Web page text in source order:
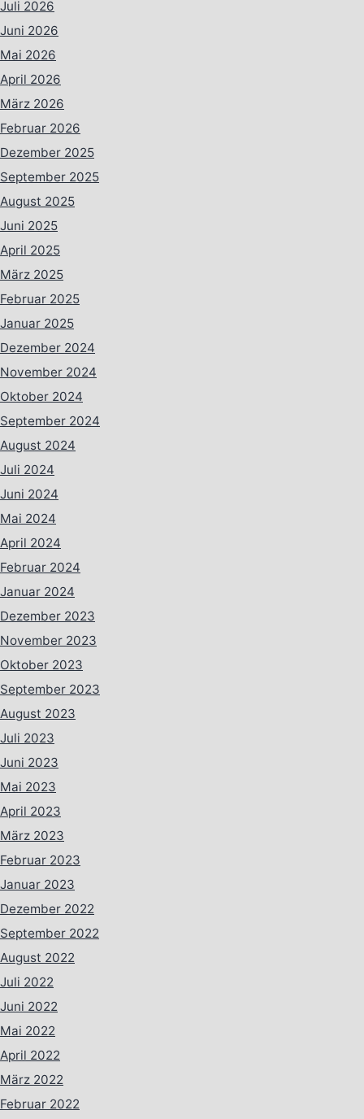
Juli 2026
Juni 2026
Mai 2026
April 2026
März 2026
Februar 2026
Dezember 2025
September 2025
August 2025
Juni 2025
April 2025
März 2025
Februar 2025
Januar 2025
Dezember 2024
November 2024
Oktober 2024
September 2024
August 2024
Juli 2024
Juni 2024
Mai 2024
April 2024
Februar 2024
Januar 2024
Dezember 2023
November 2023
Oktober 2023
September 2023
August 2023
Juli 2023
Juni 2023
Mai 2023
April 2023
März 2023
Februar 2023
Januar 2023
Dezember 2022
September 2022
August 2022
Juli 2022
Juni 2022
Mai 2022
April 2022
März 2022
Februar 2022